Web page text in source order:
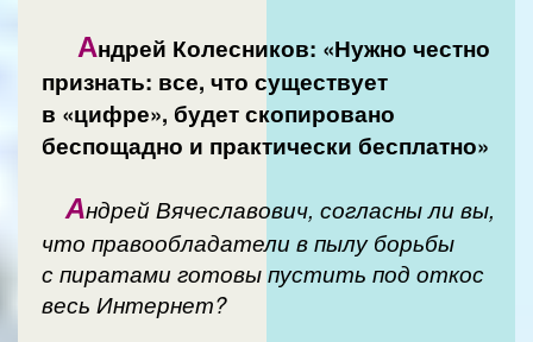
Андрей Колесников: «Нужно честно
признать: все, что существует
в «цифре», будет скопировано
беспощадно и практически бесплатно»
Андрей Вячеславович, согласны ли вы,
что правообладатели в пылу борьбы
с пиратами готовы пустить под откос
весь Интернет?